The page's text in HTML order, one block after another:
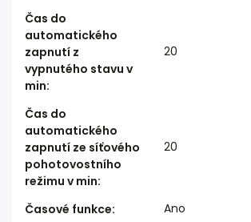
Čas do
automatického
zapnutí z
vypnutého stavu v
min:
20
Čas do
automatického
zapnutí ze síťového
pohotovostního
režimu v min:
20
Časové funkce:
Ano